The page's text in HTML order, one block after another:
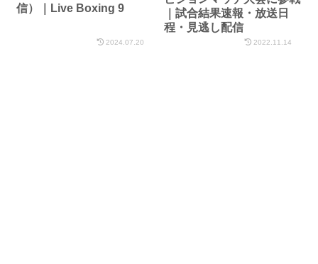
信）｜Live Boxing 9
2024.07.20
｜試合結果速報・放送日
程・見逃し配信
2022.11.14